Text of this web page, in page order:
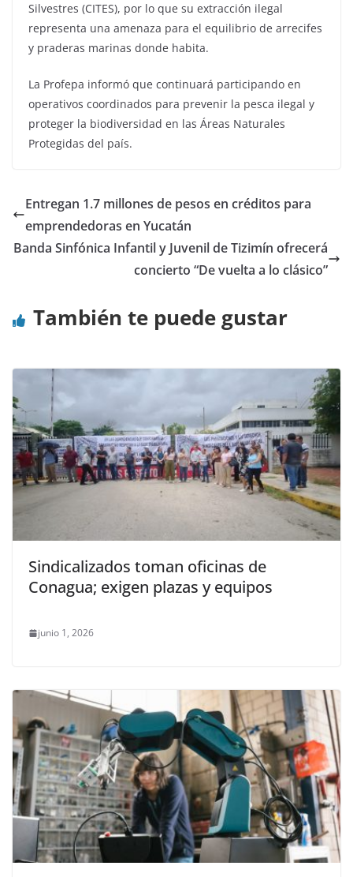
Silvestres (CITES), por lo que su extracción ilegal
representa una amenaza para el equilibrio de arrecifes
y praderas marinas donde habita.
La Profepa informó que continuará participando en
operativos coordinados para prevenir la pesca ilegal y
proteger la biodiversidad en las Áreas Naturales
Protegidas del país.
Entregan 1.7 millones de pesos en créditos para
emprendedoras en Yucatán
Banda Sinfónica Infantil y Juvenil de Tizimín ofrecerá
concierto “De vuelta a lo clásico”
También te puede gustar
Sindicalizados toman oficinas de
Conagua; exigen plazas y equipos
junio 1, 2026